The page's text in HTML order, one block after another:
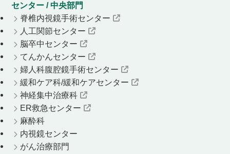
センター / 中央部門
脊椎内視鏡手術センター
人工関節センター
脳卒中センター
てんかんセンター
婦人科腹腔鏡手術センター
緩和ケア科/緩和ケアセンター
神経集中治療科
ER救急センター
麻酔科
内視鏡センター
がん治療部門